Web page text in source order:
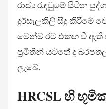
රාජ්‍ය රැඳවුමේ සිටින
දුර්සැලකිලි සිදු කිරීමේ
මෙන්ම රට එකඟ වී ඇති
ප්‍රමිතීන් යටතේ ද
ලැබේ.
HRCSL හි